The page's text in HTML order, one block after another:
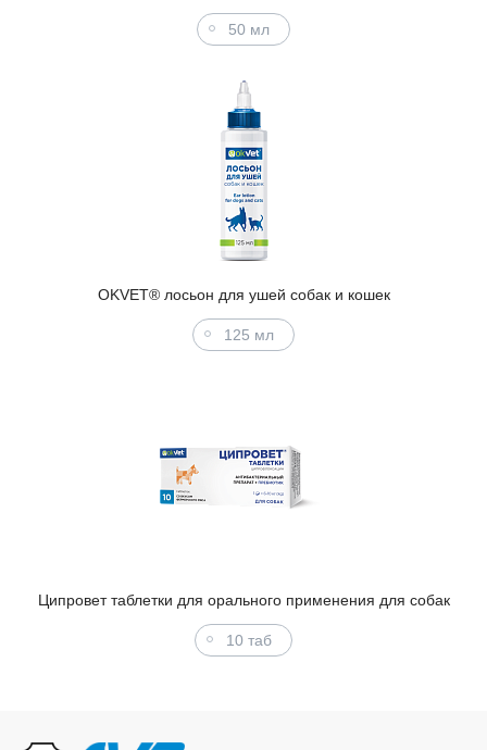
50 мл
OKVET® лосьон для ушей собак и кошек
125 мл
Ципровет таблетки для орального применения для собак
10 таб